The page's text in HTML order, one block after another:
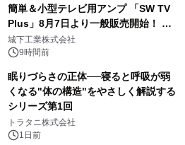
簡単＆小型テレビ用アンプ 「SW TV
Plus」8月7日より一般販売開始！ ケ
ーブル1本つなぐだけ、テレビの音が
ぐっと豊かに
城下工業株式会社
9時間前
眠りづらさの正体──寝ると呼吸が弱
くなる"体の構造"をやさしく解説する
シリーズ第1回
トラタニ株式会社
1日前